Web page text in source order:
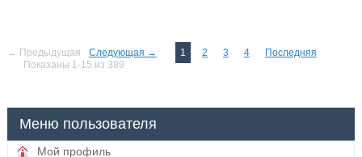
← Предыдущая Следующая → 1 2 3 4
Последняя
Показаны 1-15 из 389
Меню пользователя
Мой профиль